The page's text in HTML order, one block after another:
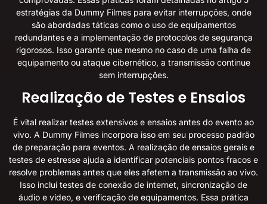
estratégias da Dummy Filmes para evitar interrupções, onde
são abordadas táticas como o uso de equipamentos
redundantes e a implementação de protocolos de segurança
rigorosos. Isso garante que mesmo no caso de uma falha de
equipamento ou ataque cibernético, a transmissão continue
sem interrupções.
Realização de Testes e Ensaios
É vital realizar testes extensivos e ensaios antes do evento ao
vivo. A Dummy Filmes incorpora isso em seu processo padrão
de preparação para eventos. A realização de ensaios gerais e
testes de estresse ajuda a identificar potenciais pontos fracos e
resolve problemas antes que eles afetem a transmissão ao vivo.
Isso inclui testes de conexão de internet, sincronização de
áudio e vídeo, e verificação de equipamentos. Essa prática